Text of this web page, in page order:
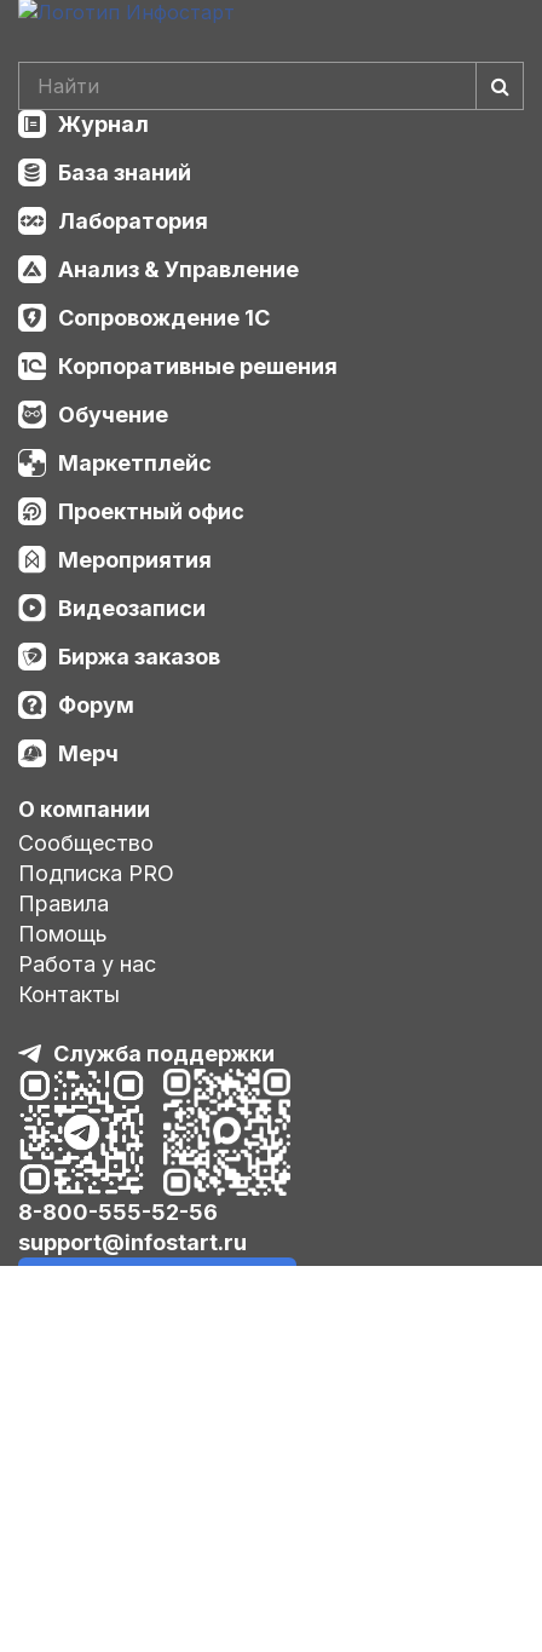
Журнал
База знаний
Лаборатория
Анализ & Управление
Сопровождение 1С
Корпоративные решения
Обучение
Маркетплейс
Проектный офис
Мероприятия
Видеозаписи
Биржа заказов
Форум
Мерч
О компании
Сообщество
Подписка PRO
Правила
Помощь
Работа у нас
Контакты
Служба поддержки
8-800-555-52-56
support@infostart.ru